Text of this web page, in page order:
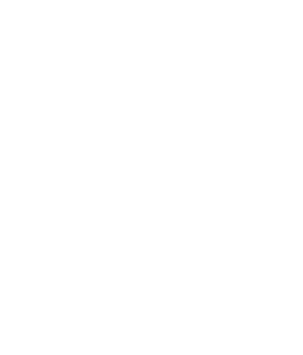
– Reklam –